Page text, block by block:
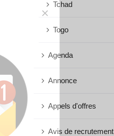
Tchad
Togo
Agenda
Annonce
Appels d'offres
Avis de recrutement